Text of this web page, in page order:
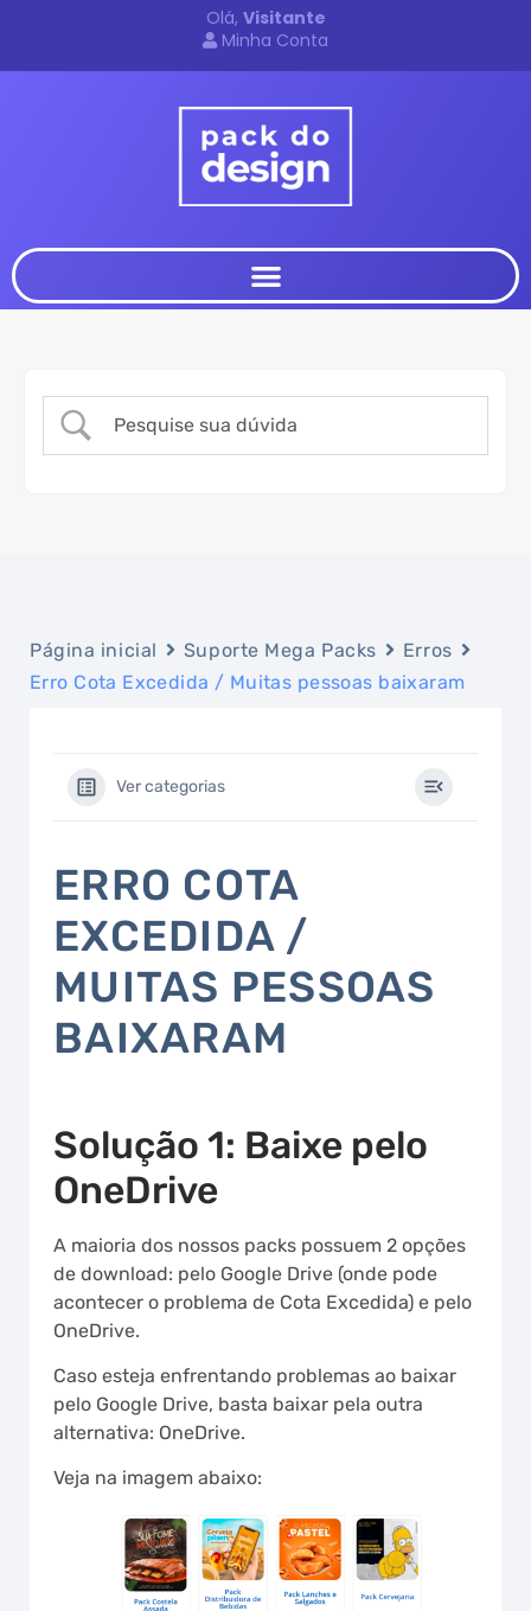
Olá, Visitante
Minha Conta
Página inicial Suporte Mega Packs
Erros
Erro Cota Excedida / Muitas pessoas baixaram
Ver categorias
ERRO COTA
EXCEDIDA /
MUITAS PESSOAS
BAIXARAM
Solução 1: Baixe pelo
OneDrive
A maioria dos nossos packs possuem 2 opções
de download: pelo Google Drive (onde pode
acontecer o problema de Cota Excedida) e pelo
OneDrive.
Caso esteja enfrentando problemas ao baixar
pelo Google Drive, basta baixar pela outra
alternativa: OneDrive.
Veja na imagem abaixo: